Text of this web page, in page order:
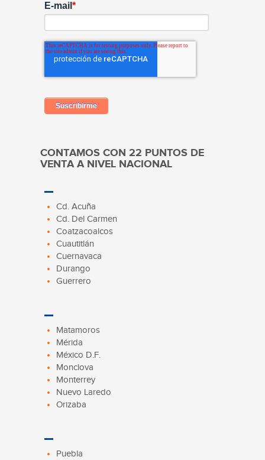
E-mail *
CONTAMOS CON 22 PUNTOS DE
VENTA A NIVEL NACIONAL
Cd. Acuña
Cd. Del Carmen
Coatzacoalcos
Cuautitlán
Cuernavaca
Durango
Guerrero
Matamoros
Mérida
México D.F.
Monclova
Monterrey
Nuevo Laredo
Orizaba
Puebla